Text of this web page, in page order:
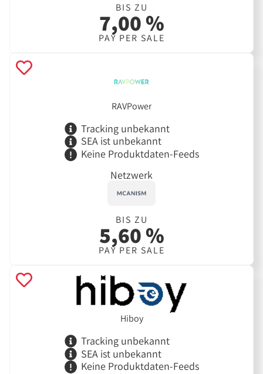
BIS ZU
7,00 %
PAY PER SALE
RAVPower
Tracking unbekannt
SEA ist unbekannt
Keine Produktdaten-Feeds
Netzwerk
BIS ZU
5,60 %
PAY PER SALE
Hiboy
Tracking unbekannt
SEA ist unbekannt
Keine Produktdaten-Feeds